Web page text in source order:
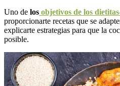
Uno de los objetivos de los
proporcionarte recetas que se
explicarte estrategias para que la
posible.